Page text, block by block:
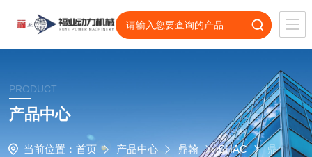
PRODUCT
产品中心
当前位置： 首页 产品中心 鼎翰 SHAC
鼎